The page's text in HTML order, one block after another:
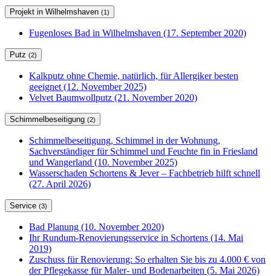
Projekt in Wilhelmshaven (1)
Fugenloses Bad in Wilhelmshaven (17. September 2020)
Putz (2)
Kalkputz ohne Chemie, natürlich, für Allergiker besten
geeignet (12. November 2025)
Velvet Baumwollputz (21. November 2020)
Schimmelbeseitigung (2)
Schimmelbeseitigung, Schimmel in der Wohnung,
Sachverständiger für Schimmel und Feuchte fin in Friesland
und Wangerland (10. November 2025)
Wasserschaden Schortens & Jever – Fachbetrieb hilft schnell
(27. April 2026)
Service (3)
Bad Planung (10. November 2020)
Ihr Rundum-Renovierungsservice in Schortens (14. Mai
2019)
Zuschuss für Renovierung: So erhalten Sie bis zu 4.000 € von
der Pflegekasse für Maler- und Bodenarbeiten (5. Mai 2026)